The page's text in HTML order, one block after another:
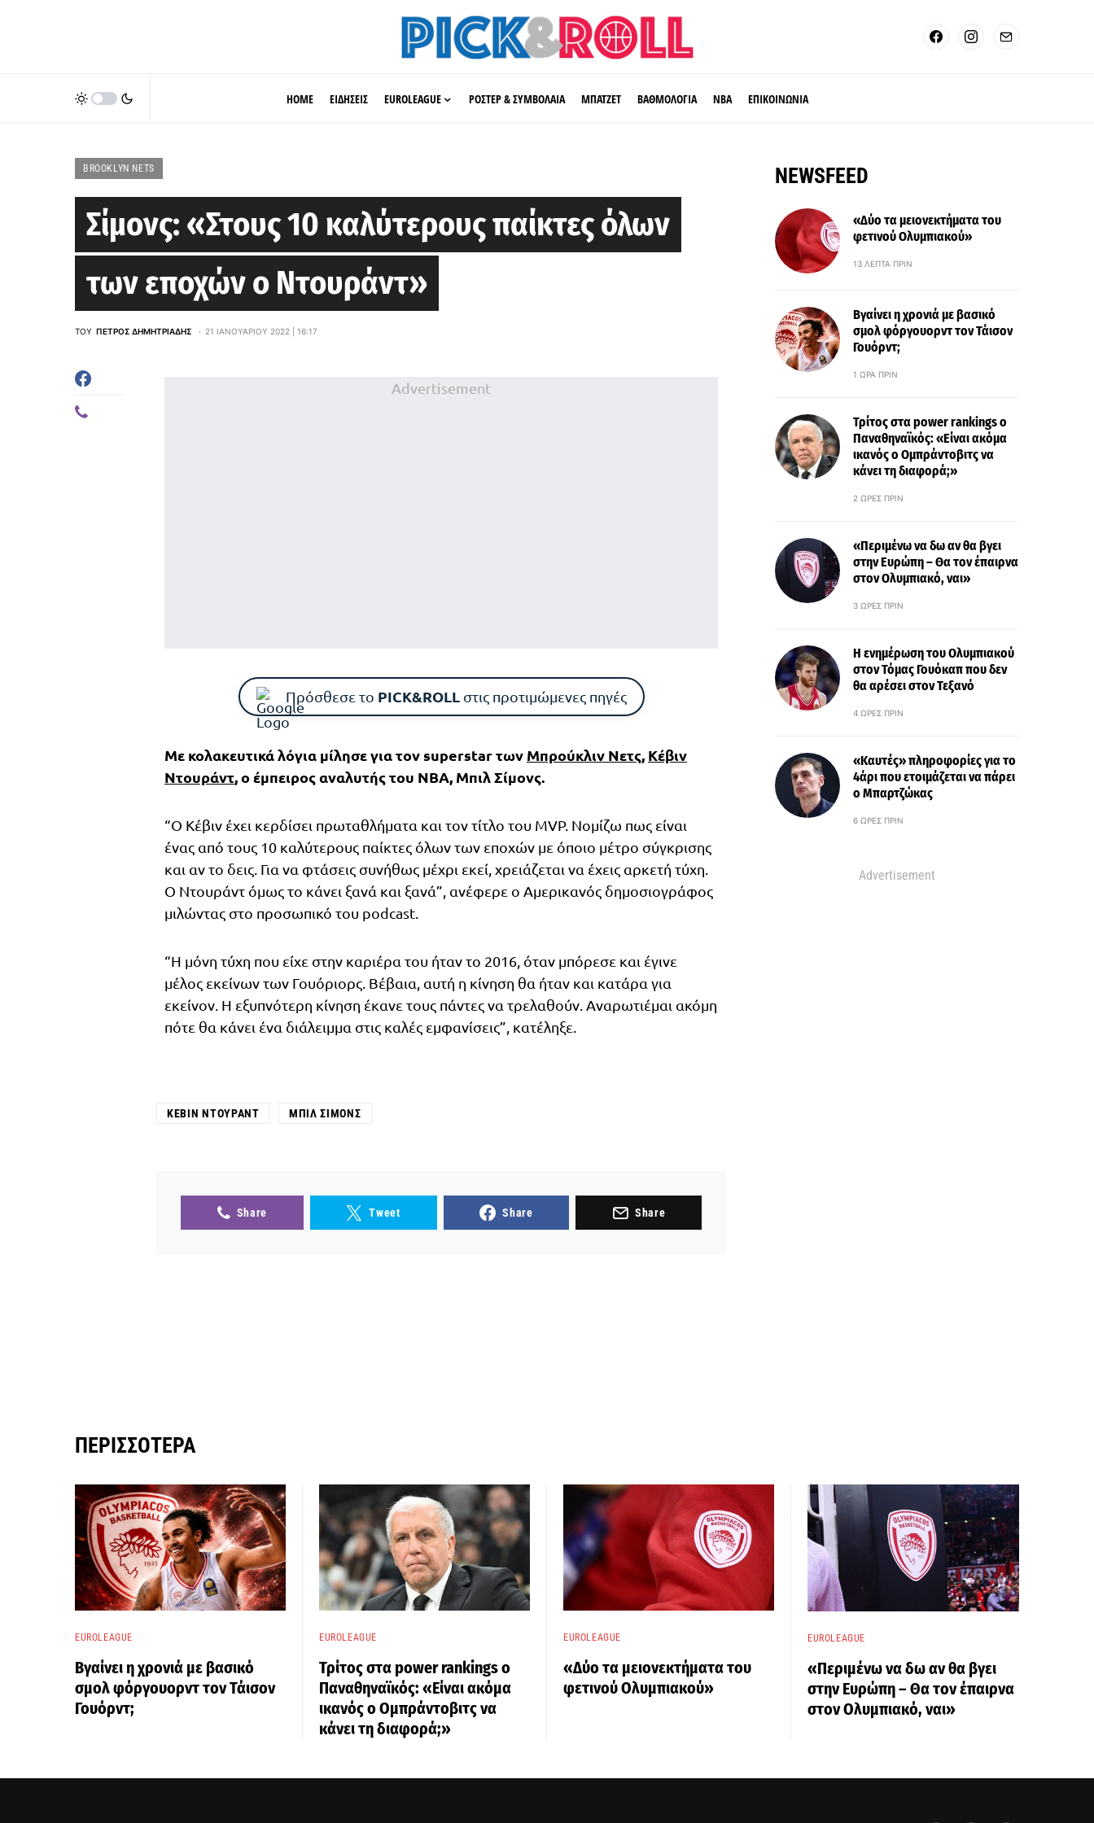
HOME ΕΙΔΗΣΕΙΣ EUROLEAGUE ΡΟΣΤΕΡ & ΣΥΜΒΟΛΑΙΑ ΜΠΑΤΖΕΤ ΒΑΘΜΟΛΟΓΙΑ ΝΒΑ ΕΠΙΚΟΙΝΩΝΙΑ
BROOKLYN NETS
Σίμονς: «Στους 10 καλύτερους παίκτες όλων
των εποχών ο Ντουράντ»
ΤΟΥ ΠΈΤΡΟΣ ΔΗΜΗΤΡΙΆΔΗΣ 21 ΙΑΝΟΥΑΡΊΟΥ 2022 | 16:17
Advertisement
Πρόσθεσε το PICK&ROLL στις προτιμώμενες πηγές
Με κολακευτικά λόγια μίλησε για τον superstar των Μπρούκλιν Νετς, Κέβιν
Ντουράντ, ο έμπειρος αναλυτής του ΝΒΑ, Μπιλ Σίμονς.
“Ο Κέβιν έχει κερδίσει πρωταθλήματα και τον τίτλο του MVP. Νομίζω πως είναι
ένας από τους 10 καλύτερους παίκτες όλων των εποχών με όποιο μέτρο σύγκρισης
και αν το δεις. Για να φτάσεις συνήθως μέχρι εκεί, χρειάζεται να έχεις αρκετή τύχη.
Ο Ντουράντ όμως το κάνει ξανά και ξανά”, ανέφερε ο Αμερικανός δημοσιογράφος
μιλώντας στο προσωπικό του podcast.
“Η μόνη τύχη που είχε στην καριέρα του ήταν το 2016, όταν μπόρεσε και έγινε
μέλος εκείνων των Γουόριορς. Βέβαια, αυτή η κίνηση θα ήταν και κατάρα για
εκείνον. Η εξυπνότερη κίνηση έκανε τους πάντες να τρελαθούν. Αναρωτιέμαι ακόμη
πότε θα κάνει ένα διάλειμμα στις καλές εμφανίσεις”, κατέληξε.
ΚΈΒΙΝ ΝΤΟΥΡΆΝΤ ΜΠΙΛ ΣΊΜΟΝΣ
Share Tweet Share Share
NEWSFEED
«Δύο τα μειονεκτήματα του
φετινού Ολυμπιακού»
13 ΛΕΠΤΆ ΠΡΙΝ
Βγαίνει η χρονιά με βασικό
σμολ φόργουορντ τον Τάισον
Γουόρντ;
1 ΏΡΑ ΠΡΙΝ
Τρίτος στα power rankings ο
Παναθηναϊκός: «Είναι ακόμα
ικανός ο Ομπράντοβιτς να
κάνει τη διαφορά;»
2 ΏΡΕΣ ΠΡΙΝ
«Περιμένω να δω αν θα βγει
στην Ευρώπη – Θα τον έπαιρνα
στον Ολυμπιακό, ναι»
3 ΏΡΕΣ ΠΡΙΝ
Η ενημέρωση του Ολυμπιακού
στον Τόμας Γουόκαπ που δεν
θα αρέσει στον Τεξανό
4 ΏΡΕΣ ΠΡΙΝ
«Καυτές» πληροφορίες για το
4άρι που ετοιμάζεται να πάρει
ο Μπαρτζώκας
6 ΏΡΕΣ ΠΡΙΝ
Advertisement
ΠΕΡΙΣΣΌΤΕΡΑ
EUROLEAGUE
Βγαίνει η χρονιά με βασικό
σμολ φόργουορντ τον Τάισον
Γουόρντ;
EUROLEAGUE
Τρίτος στα power rankings ο
Παναθηναϊκός: «Είναι ακόμα
ικανός ο Ομπράντοβιτς να
κάνει τη διαφορά;»
EUROLEAGUE
«Δύο τα μειονεκτήματα του
φετινού Ολυμπιακού»
EUROLEAGUE
«Περιμένω να δω αν θα βγει
στην Ευρώπη – Θα τον έπαιρνα
στον Ολυμπιακό, ναι»